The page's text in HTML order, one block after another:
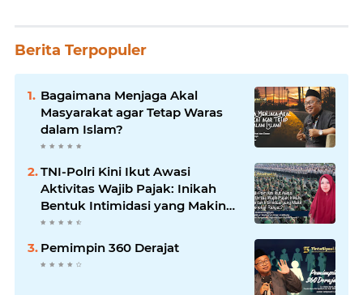
Berita Terpopuler
Bagaimana Menjaga Akal
Masyarakat agar Tetap Waras
dalam Islam?
TNI-Polri Kini Ikut Awasi
Aktivitas Wajib Pajak: Inikah
Bentuk Intimidasi yang Makin
Menekan Rakyat?
Pemimpin 360 Derajat